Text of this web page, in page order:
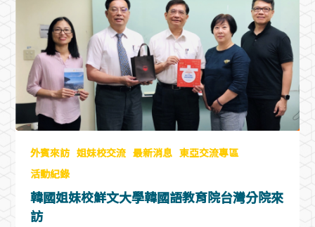
外賓來訪 姐妹校交流 最新消息 東亞交流專區
活動紀錄
韓國姐妹校鮮文大學韓國語教育院台灣分院來
訪